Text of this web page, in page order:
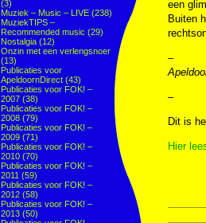
(3)
Muziek – Music – LIVE (238)
MuziekTIPS –
Recommended music (29)
Nostalgia (12)
Onzin met een verlengsnoer
(13)
Publicaties voor
ApeldoornDirect (43)
Publicaties voor FOK! –
2007 (38)
Publicaties voor FOK! –
2008 (79)
Publicaties voor FOK! –
2009 (71)
Publicaties voor FOK! –
2010 (70)
Publicaties voor FOK! –
2011 (59)
Publicaties voor FOK! –
2012 (58)
Publicaties voor FOK! –
2013 (50)
een
Buiten
–
–
Dit is
Hier